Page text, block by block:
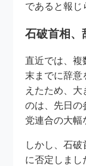
であると報じ
石破首相、
直近では、複
末までに辞意
えたため、
のは、先日の
党連合の大幅
しかし、石
に否定しまし